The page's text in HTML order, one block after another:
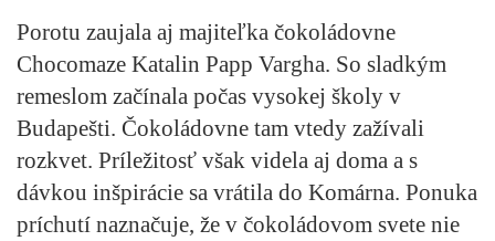
Porotu zaujala aj majiteľka čokoládovne
Chocomaze Katalin Papp Vargha. So sladkým
remeslom začínala počas vysokej školy v
Budapešti. Čokoládovne tam vtedy zažívali
rozkvet. Príležitosť však videla aj doma a s
dávkou inšpirácie sa vrátila do Komárna. Ponuka
príchutí naznačuje, že v čokoládovom svete nie